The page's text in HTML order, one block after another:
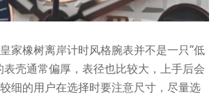
家橡树离岸计时风格腕表并不是一只“低
表壳通常偏厚，表径也比较大，上手后会
细的用户在选择时要注意尺寸，尽量选